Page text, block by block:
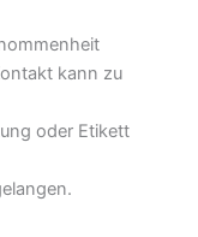
kann zu
oder Etikett